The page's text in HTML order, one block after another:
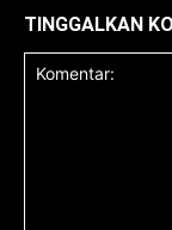
TINGGALKAN